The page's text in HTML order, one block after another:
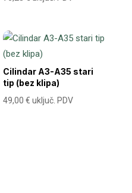
Cilindar A3-A35 stari
tip (bez klipa)
49,00€ uključ. PDV